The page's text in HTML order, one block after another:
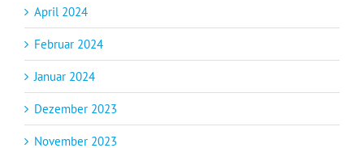
April 2024
Februar 2024
Januar 2024
Dezember 2023
November 2023